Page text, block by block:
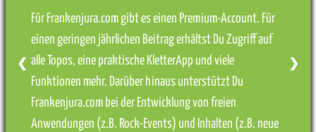
Für Frankenjura.com gibt es einen Premium-Account. Für
einen geringen jährlichen Beitrag erhältst Du Zugriff auf
alle Topos, eine praktische KletterApp und viele
Funktionen mehr. Darüber hinaus unterstützt Du
Frankenjura.com bei der Entwicklung von freien
Anwendungen (z.B. Rock-Events) und Inhalten (z.B. neue
❮ ❯